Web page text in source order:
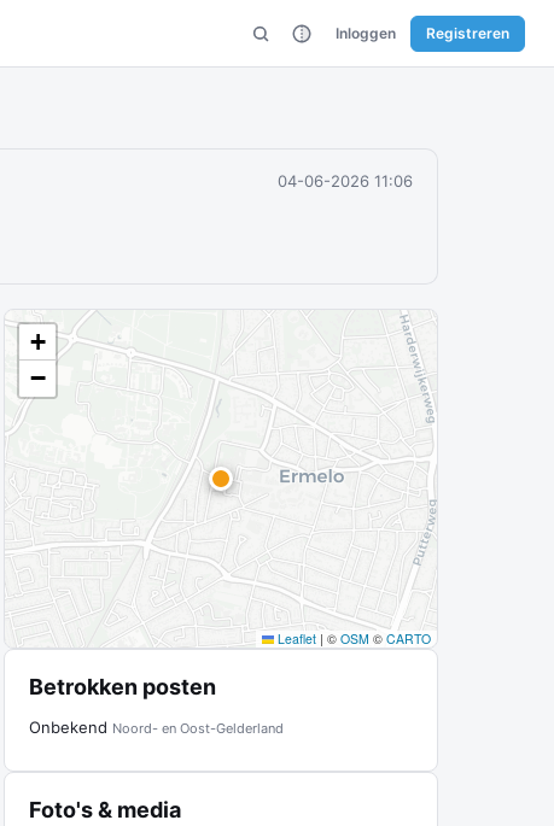
Inloggen Registreren
04-06-2026 11:06
+
−
Leaflet | © OSM © CARTO
Betrokken posten
Onbekend Noord- en Oost-Gelderland
Foto's & media